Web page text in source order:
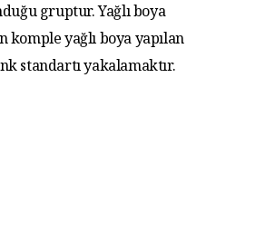
gruptur. Yağlı boya
komple yağlı boya yapılan
standartı yakalamaktır.